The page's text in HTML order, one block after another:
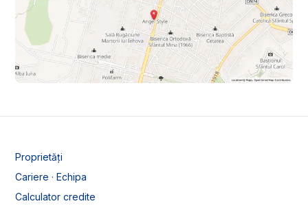
Proprietăți
Cariere · Echipa
Calculator credite